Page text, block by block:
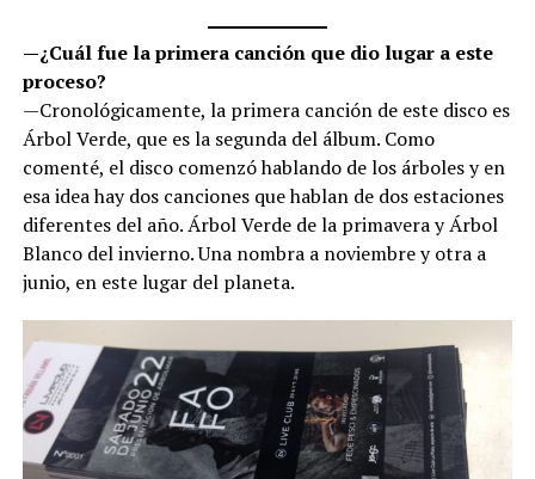
—¿Cuál fue la primera canción que dio lugar a este
proceso?
—Cronológicamente, la primera canción de este disco es
Árbol Verde, que es la segunda del álbum. Como
comenté, el disco comenzó hablando de los árboles y en
esa idea hay dos canciones que hablan de dos estaciones
diferentes del año. Árbol Verde de la primavera y Árbol
Blanco del invierno. Una nombra a noviembre y otra a
junio, en este lugar del planeta.